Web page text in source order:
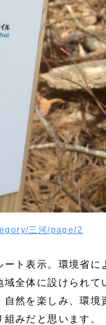
三河/page/2
ート表示。環境省
全体に設けられ
然を楽しみ、環
みだと思います。